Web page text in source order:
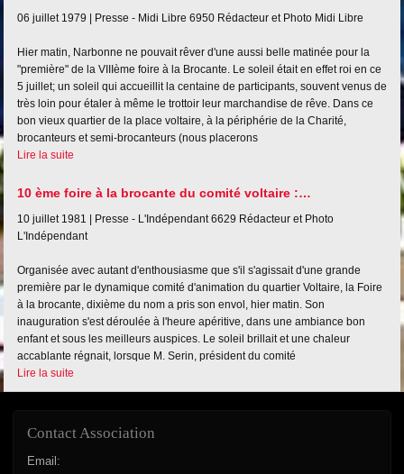
06 juillet 1979 | Presse - Midi Libre 6950 Rédacteur et Photo Midi Libre
Hier matin, Narbonne ne pouvait rêver d'une aussi belle matinée pour la
"première" de la VIIIème foire à la Brocante. Le soleil était en effet roi en ce
5 juillet; un soleil qui accueillit la centaine de participants, souvent venus de
très loin pour étaler à même le trottoir leur marchandise de rêve. Dans ce
bon vieux quartier de la place voltaire, à la périphérie de la Charité,
brocanteurs et semi-brocanteurs (nous placerons
Lire la suite
10 ème foire à la brocante du comité voltaire :…
10 juillet 1981 | Presse - L'Indépendant 6629 Rédacteur et Photo
L'Indépendant
Organisée avec autant d'enthousiasme que s'il s'agissait d'une grande
première par le dynamique comité d'animation du quartier Voltaire, la Foire
à la brocante, dixième du nom a pris son envol, hier matin. Son
inauguration s'est déroulée à l'heure apéritive, dans une ambiance bon
enfant et sous les meilleurs auspices. Le soleil brillait et une chaleur
accablante régnait, lorsque M. Serin, président du comité
Lire la suite
Contact Association
Email: